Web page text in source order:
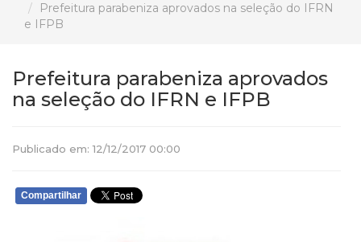
Prefeitura parabeniza aprovados na seleção do IFRN
e IFPB
Prefeitura parabeniza aprovados
na seleção do IFRN e IFPB
Publicado em: 12/12/2017 00:00
Compartilhar